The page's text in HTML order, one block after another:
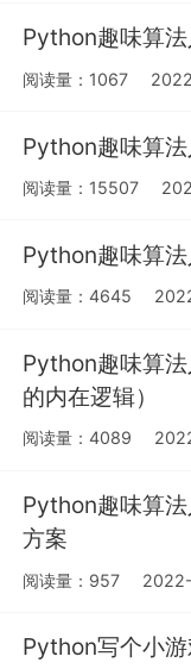
Python趣味算
阅读量：1067
Python趣味算
阅读量：15507
Python趣味算
阅读量：4645
Python趣味算
的内在逻辑）
阅读量：4089
Python趣味算
方案
阅读量：957
Python写个小游